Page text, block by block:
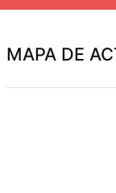
MAPA DE